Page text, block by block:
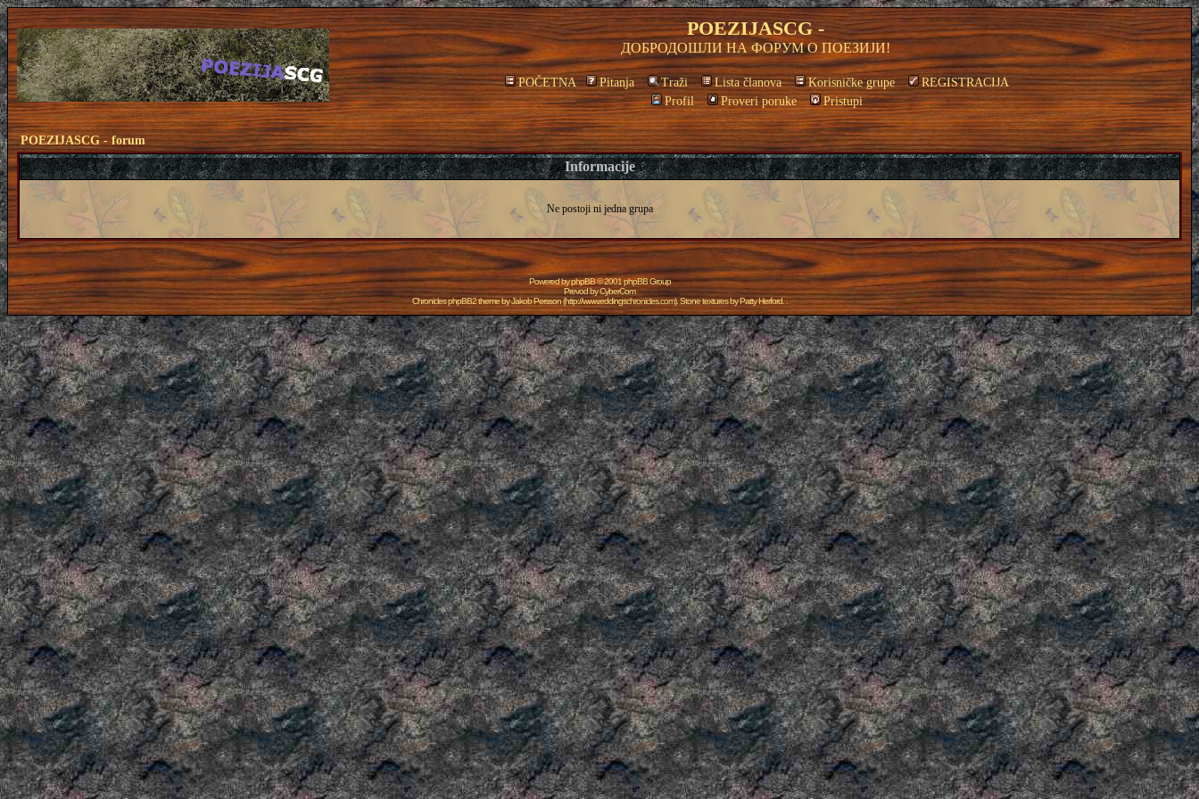
POEZIJASCG -
ДОБРОДОШЛИ НА ФОРУМ О ПОЕЗИЈИ!
POČETNA Pitanja Traži Lista članova Korisničke grupe
REGISTRACIJA
Profil
Proveri poruke Pristupi
POEZIJASCG - forum
Informacije
Ne postoji ni jedna grupa
Powered byphpBB© 2001 phpBB Group
Prevod byCyberCom
Chronicles phpBB2 theme byJakob Persson(http://www.eddingschronicles.com). Stone textures byPatty Herford. .